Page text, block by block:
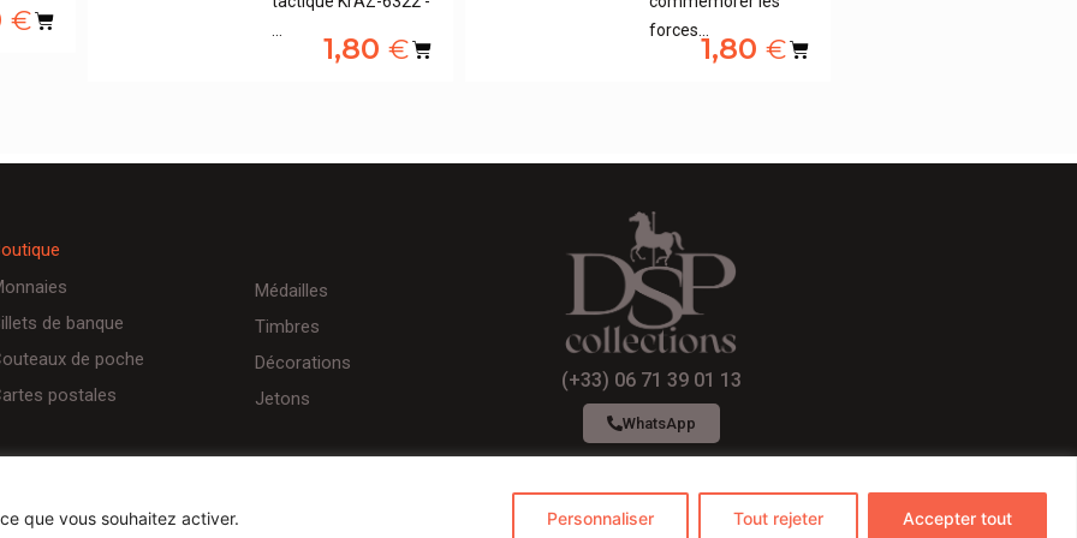
que vous souhaitez activer. Personnaliser Tout rejeter Accepter tout
€
…
1,80 €
forces…
1,80 €
de banque
de poche
postales
Médailles
Timbres
Décorations
Jetons
(+33) 06 71 39 01 13
WhatsApp
Conditions d’utilisateurs Politique de confidentialité